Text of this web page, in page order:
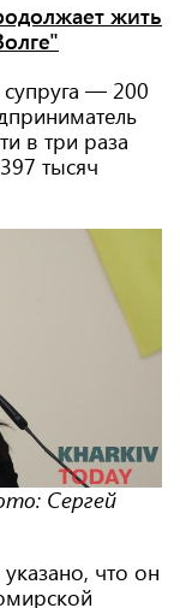
жить
супруга — 200
в три раза
тысяч
Сергей
указано, что он